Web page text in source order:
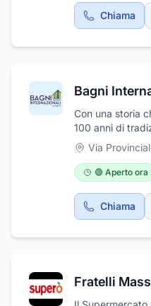
ristorante e
scenografico
Azzurra. Un
Chiama
Bagni
Con una storia
100 anni di
sono da
Gestito con
da ben quattro
saputo
intatto lo spirito
vista
unica nel suo
🟢 Aperto ora
Chiama